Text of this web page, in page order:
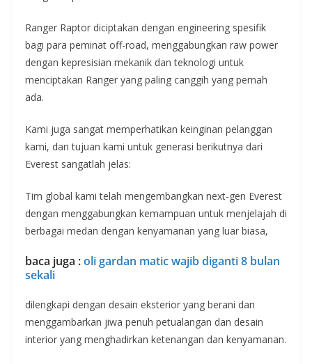
Ranger Raptor diciptakan dengan engineering spesifik
bagi para peminat off-road, menggabungkan raw power
dengan kepresisian mekanik dan teknologi untuk
menciptakan Ranger yang paling canggih yang pernah
ada.
Kami juga sangat memperhatikan keinginan pelanggan
kami, dan tujuan kami untuk generasi berikutnya dari
Everest sangatlah jelas:
Tim global kami telah mengembangkan next-gen Everest
dengan menggabungkan kemampuan untuk menjelajah di
berbagai medan dengan kenyamanan yang luar biasa,
baca juga :oli gardan matic wajib diganti 8 bulan
sekali
dilengkapi dengan desain eksterior yang berani dan
menggambarkan jiwa penuh petualangan dan desain
interior yang menghadirkan ketenangan dan kenyamanan.